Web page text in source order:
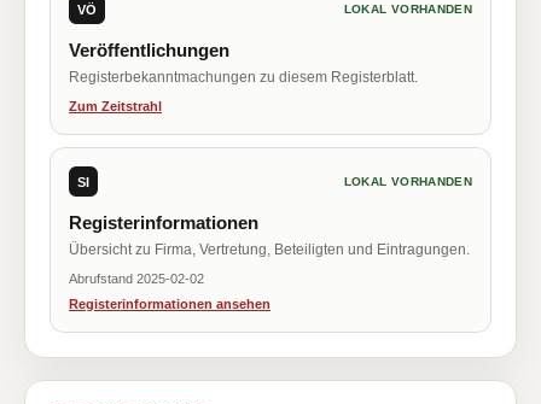
VÖ LOKAL VORHANDEN
Veröffentlichungen
Registerbekanntmachungen zu diesem Registerblatt.
Zum Zeitstrahl
SI LOKAL VORHANDEN
Registerinformationen
Übersicht zu Firma, Vertretung, Beteiligten und Eintragungen.
Abrufstand 2025-02-02
Registerinformationen ansehen